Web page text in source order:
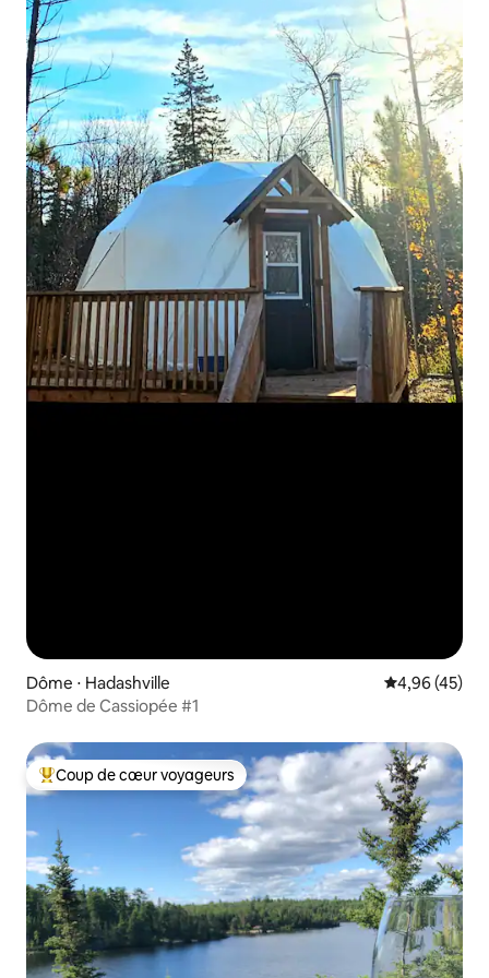
Dôme ⋅ Hadashville Évaluation
4,96 (45)
Dôme de Cassiopée #1
Coups de cœur voyageurs les plus appréciés
Coup de cœur voyageurs